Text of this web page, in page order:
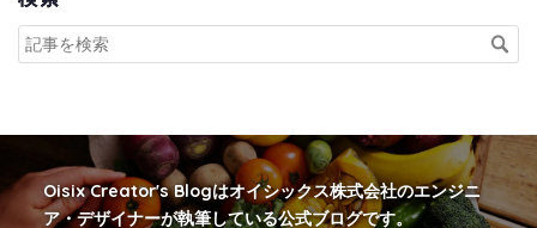
Oisix Creator's Blogはオイシックス株式会社のエンジニ
ア・デザイナーが執筆している公式ブログです。